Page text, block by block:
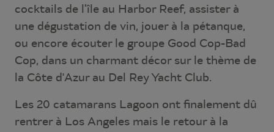
cocktails de l’île au Harbor Reef, assister à
une dégustation de vin, jouer à la pétanque,
ou encore écouter le groupe Good Cop-Bad
Cop, dans un charmant décor sur le thème de
la Côte d'Azur au Del Rey Yacht Club.
Les 20 catamarans Lagoon ont finalement dû
rentrer à Los Angeles mais le retour à la